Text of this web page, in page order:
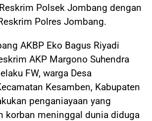
Polsek Jombang dengan
Polres Jombang.
AKBP Eko Bagus Riyadi
AKP Margono Suhendra
FW, warga Desa
Kesamben, Kabupaten
penganiayaan yang
korban meninggal dunia diduga